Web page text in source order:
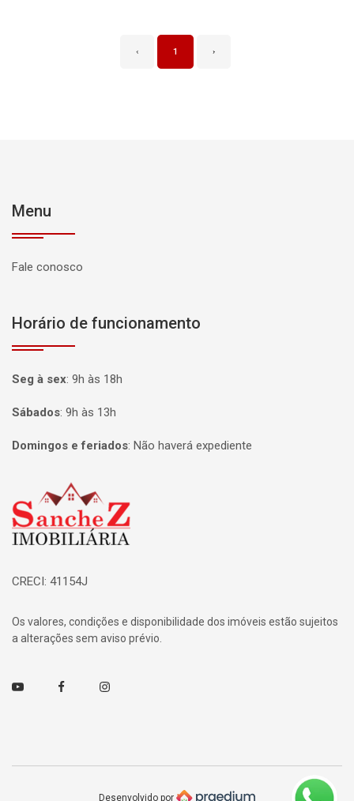
‹ 1 ›
Menu
Fale conosco
Horário de funcionamento
Seg à sex: 9h às 18h
Sábados: 9h às 13h
Domingos e feriados: Não haverá expediente
Página inicial
CRECI: 41154J
Os valores, condições e disponibilidade dos imóveis estão sujeitos
a alterações sem aviso prévio.
Youtube FacebookInstagram
Desenvolvido por